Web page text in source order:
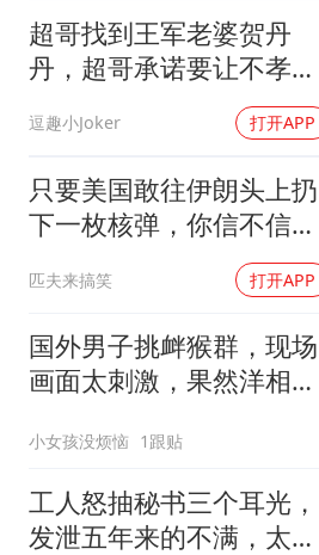
超哥找到王军老婆贺丹
丹，超哥承诺要让不孝子
付出代价，死磕到底
逗趣小Joker 打开APP
只要美国敢往伊朗头上扔
下一枚核弹，你信不信，
明天乌克兰就会灰飞烟灭
1
匹夫来搞笑 打开APP
国外男子挑衅猴群，现场
画面太刺激，果然洋相还
小女孩没烦恼 1跟贴
工人怒抽秘书三个耳光，
发泄五年来的不满，太解